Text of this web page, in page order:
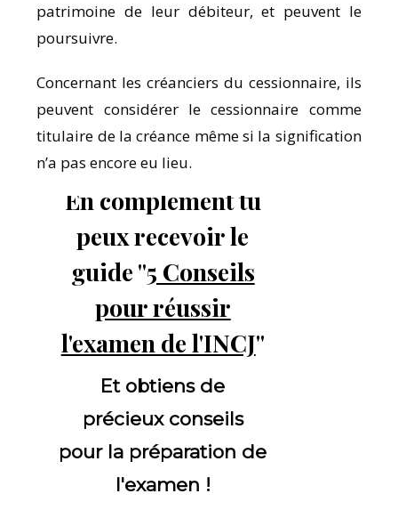
patrimoine de leur débiteur, et peuvent le
poursuivre.
Concernant les créanciers du cessionnaire, ils
peuvent considérer le cessionnaire comme
titulaire de la créance même si la signification
n’a pas encore eu lieu.
En complément tu
peux recevoir le
guide "5 Conseils
pour réussir
l'examen de l'INCJ"
Et obtiens de
précieux conseils
pour la préparation de
l'examen !